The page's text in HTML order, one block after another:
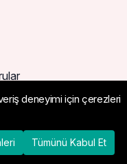
deneyimi için çerezleri
Tümünü Kabul Et